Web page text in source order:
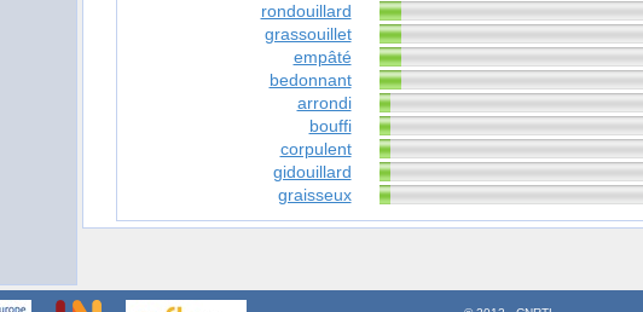
rondouillard
grassouillet
empâté
bedonnant
arrondi
bouffi
corpulent
gidouillard
graisseux